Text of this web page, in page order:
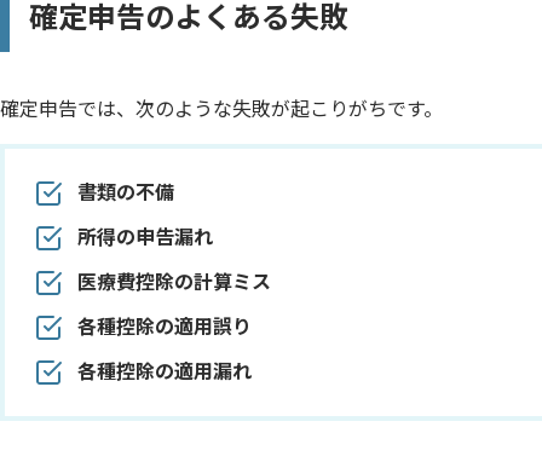
確定申告のよくある失敗
確定申告では、次のような失敗が起こりがちです。
書類の不備
所得の申告漏れ
医療費控除の計算ミス
各種控除の適用誤り
各種控除の適用漏れ